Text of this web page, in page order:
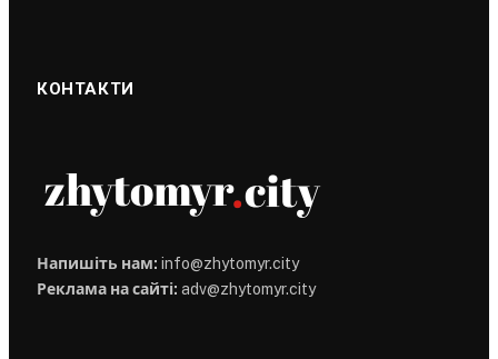
КОНТАКТИ
Напишіть нам: info@zhytomyr.city
Реклама на сайті: adv@zhytomyr.city